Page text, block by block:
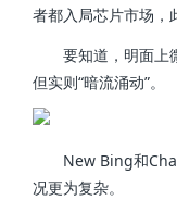
者都入局芯片市场，
要知道，明面上微
但实则“暗流涌动”。
New Bing和
况更为复杂。